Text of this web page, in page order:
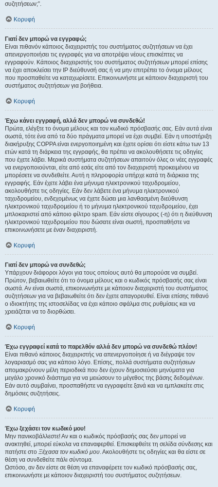
συζητήσεων;”.
Κορυφή
Γιατί δεν μπορώ να εγγραφώ;
Είναι πιθανόν κάποιος διαχειριστής του συστήματος συζητήσεων να έχει
απενεργοποιήσει τις εγγραφές για να αποτρέψει νέους επισκέπτες να
εγγραφούν. Κάποιος διαχειριστής του συστήματος συζητήσεων μπορεί επίσης
να έχει αποκλείσει την IP διεύθυνσή σας ή να μην επιτρέπει το όνομα μέλους
που προσπαθείτε να καταχωρίσετε. Επικοινωνήστε με κάποιον διαχειριστή του
συστήματος συζητήσεων για βοήθεια.
Κορυφή
Έχω κάνει εγγραφή, αλλά δεν μπορώ να συνδεθώ!
Πρώτα, ελέγξτε το όνομα μέλους και τον κωδικό πρόσβασής σας. Εάν αυτά είναι
σωστά, τότε ένα από τα δύο πράγματα μπορεί να έχει συμβεί. Εάν η υποστήριξη
διακήρυξης COPPA είναι ενεργοποιημένη και έχετε ορίσει ότι είστε κάτω των 13
ετών κατά τη διάρκεια της εγγραφής, θα πρέπει να ακολουθήσετε τις οδηγίες
που έχετε λάβει. Μερικά συστήματα συζητήσεων απαιτούν όλες οι νέες εγγραφές
να ενεργοποιούνται, είτε από εσάς είτε από τον διαχειριστή προκειμένου να
μπορέσετε να συνδεθείτε. Αυτή η πληροφορία υπήρχε κατά τη διάρκεια της
εγγραφής. Εάν έχετε λάβει ένα μήνυμα ηλεκτρονικού ταχυδρομείου,
ακολουθήστε τις οδηγίες. Εάν δεν λάβετε ένα μήνυμα ηλεκτρονικού
ταχυδρομείου, ενδεχομένως να έχετε δώσει μια λανθασμένη διεύθυνση
ηλεκτρονικού ταχυδρομείου ή το μήνυμα ηλεκτρονικού ταχυδρομείου, έχει
μπλοκαριστεί από κάποιο φίλτρο spam. Εάν είστε σίγουρος (-η) ότι η διεύθυνση
ηλεκτρονικού ταχυδρομείου που δώσατε είναι σωστή, προσπαθήστε να
επικοινωνήσετε με έναν διαχειριστή.
Κορυφή
Γιατί δεν μπορώ να συνδεθώ;
Υπάρχουν διάφοροι λόγοι για τους οποίους αυτό θα μπορούσε να συμβεί.
Πρώτον, βεβαιωθείτε ότι το όνομα μέλους και ο κωδικός πρόσβασής σας είναι
σωστά. Αν είναι σωστά, επικοινωνήστε με κάποιον διαχειριστή του συστήματος
συζητήσεων για να βεβαιωθείτε ότι δεν έχετε απαγορευθεί. Είναι επίσης πιθανό
ο ιδιοκτήτης της ιστοσελίδας να έχει κάποιο σφάλμα στις ρυθμίσεις και να
χρειάζεται να το διορθώσει.
Κορυφή
Έχω εγγραφεί κατά το παρελθόν αλλά δεν μπορώ να συνδεθώ πλέον!
Είναι πιθανό κάποιος διαχειριστής να απενεργοποίησε ή να διέγραψε τον
λογαριασμό σας για κάποιο λόγο. Επίσης, πολλά συστήματα συζητήσεων
απομακρύνουν μέλη περιοδικά που δεν έχουν δημοσιεύσει μηνύματα για
μεγάλο χρονικό διάστημα για να μειώσουν το μέγεθος της βάσης δεδομένων.
Εάν αυτό συμβαίνει, προσπαθήστε να εγγραφείτε ξανά και να εμπλακείτε στις
δημόσιες συζητήσεις.
Κορυφή
Έχω ξεχάσει τον κωδικό μου!
Μην πανικοβάλλεστε! Αν και ο κωδικός πρόσβασής σας δεν μπορεί να
ανακτηθεί, μπορεί εύκολα να επαναφερθεί. Επισκεφθείτε τη σελίδα σύνδεσης και
πατήστε στο Ξέχασα τον κωδικό μου. Ακολουθήστε τις οδηγίες και θα είστε σε
θέση να συνδεθείτε πάλι σύντομα.
Ωστόσο, αν δεν είστε σε θέση να επαναφέρετε τον κωδικό πρόσβασής σας,
επικοινωνήστε με κάποιον διαχειριστή του συστήματος συζητήσεων.